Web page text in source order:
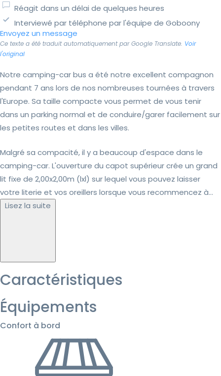
Réagit dans un délai de quelques heures
Interviewé par téléphone par l'équipe de Goboony
Envoyez un message
Ce texte a été traduit automatiquement par Google Translate. Voir
l'original
Notre camping-car bus a été notre excellent compagnon
pendant 7 ans lors de nos nombreuses tournées à travers
l'Europe. Sa taille compacte vous permet de vous tenir
dans un parking normal et de conduire/garer facilement sur
les petites routes et dans les villes.
Malgré sa compacité, il y a beaucoup d'espace dans le
camping-car. L'ouverture du capot supérieur crée un grand
lit fixe de 2,00x2,00m (lxl) sur lequel vous pouvez laisser
votre literie et vos oreillers lorsque vous recommencez à...
Lisez la suite
Caractéristiques
Équipements
Confort à bord